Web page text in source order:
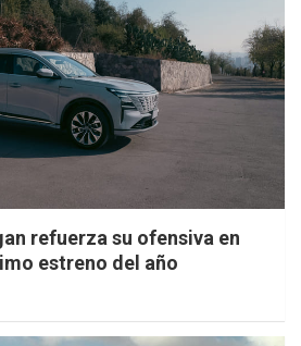
refuerza su ofensiva en
estreno del año